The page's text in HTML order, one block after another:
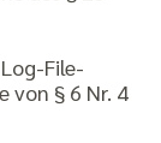
File-
von § 6 Nr. 4